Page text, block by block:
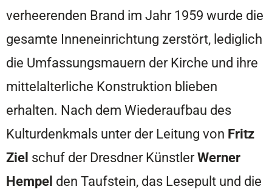
verheerenden Brand im Jahr 1959 wurde die
gesamte Inneneinrichtung zerstört, lediglich
die Umfassungsmauern der Kirche und ihre
mittelalterliche Konstruktion blieben
erhalten. Nach dem Wiederaufbau des
Kulturdenkmals unter der Leitung von Fritz
Ziel schuf der Dresdner KünstlerWerner
Hempel den Taufstein, das Lesepult und die